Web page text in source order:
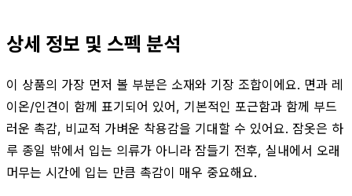
상세 정보 및 스펙 분석
이 상품의 가장 먼저 볼 부분은 소재와 기장 조합이에요. 면과 레
이온/인견이 함께 표기되어 있어, 기본적인 포근함과 함께 부드
러운 촉감, 비교적 가벼운 착용감을 기대할 수 있어요. 잠옷은 하
루 종일 밖에서 입는 의류가 아니라 잠들기 전후, 실내에서 오래
머무는 시간에 입는 만큼 촉감이 매우 중요해요.